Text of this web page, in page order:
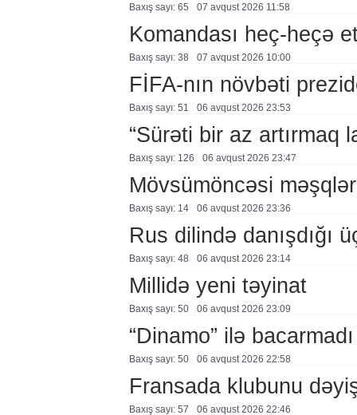
Baxış sayı: 65 07 avqust 2026 11:58
Komandası heç-heçə
Baxış sayı: 38 07 avqust 2026 10:00
FİFA-nın növbəti
Baxış sayı: 51 06 avqust 2026 23:53
“Sürəti bir az artırmaq
Baxış sayı: 126 06 avqust 2026 23:47
Mövsümöncəsi
Baxış sayı: 14 06 avqust 2026 23:36
Rus dilində danışdığı
Baxış sayı: 48 06 avqust 2026 23:14
Millidə yeni təyinat
Baxış sayı: 50 06 avqust 2026 23:09
“Dinamo” ilə bacarmadı
Baxış sayı: 50 06 avqust 2026 22:58
Fransada klubunu
Baxış sayı: 57 06 avqust 2026 22:46